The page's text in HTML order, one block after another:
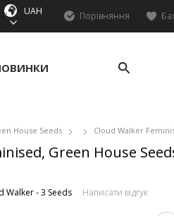
UAH Порівняння
House Seeds Cloud Walker
Green House
Walker - 3 Seeds Написати відгук